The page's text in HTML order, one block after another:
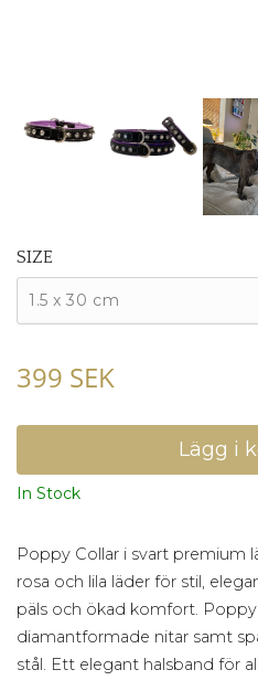
SIZE
1.5 x 30 cm
399 SEK
In Stock
Poppy Collar i svart premium
rosa och lila läder för stil,
päls och ökad komfort.
diamantformade nitar samt
stål. Ett elegant halsband för